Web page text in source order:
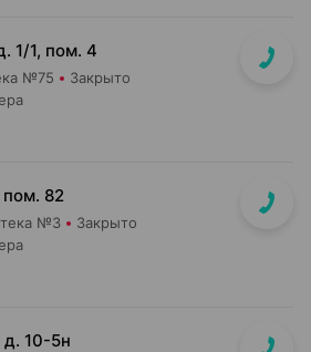
1/1, пом. 4
№75 Закрыто
82
№3 Закрыто
д. 10-5н